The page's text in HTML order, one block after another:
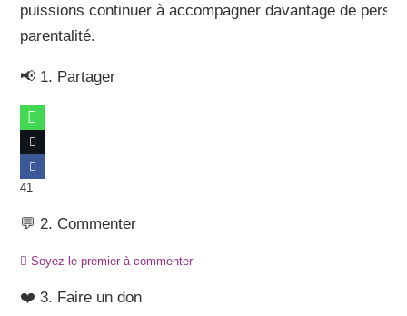
puissions continuer à accompagner davantage de
parentalité.
📢 1. Partager
41
💬 2. Commenter
Soyez le premier à commenter
❤️ 3. Faire un don